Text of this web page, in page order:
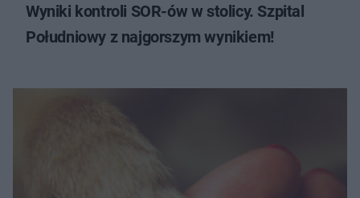
Wyniki kontroli SOR-ów w stolicy. Szpital
Południowy z najgorszym wynikiem!